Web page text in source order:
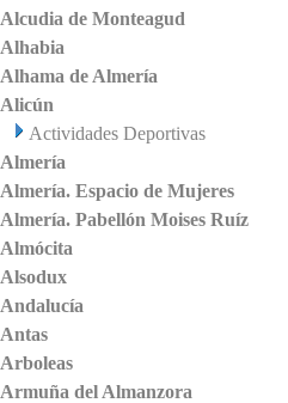
Alcudia de Monteagud
Alhabia
Alhama de Almería
Alicún
Actividades Deportivas
Almería
Almería. Espacio de Mujeres
Almería. Pabellón Moises Ruíz
Almócita
Alsodux
Andalucía
Antas
Arboleas
Armuña del Almanzora